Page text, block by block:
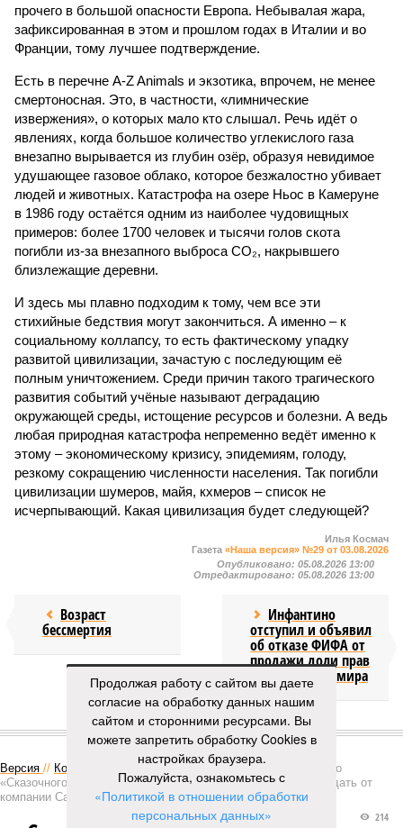
прочего в большой опасности Европа. Небывалая жара,
зафиксированная в этом и прошлом годах в Италии и во
Франции, тому лучшее подтверждение.
Есть в перечне A-Z Animals и экзотика, впрочем, не менее
смертоносная. Это, в частности, «лимнические
извержения», о которых мало кто слышал. Речь идёт о
явлениях, когда большое количество углекислого газа
внезапно вырывается из глубин озёр, образуя невидимое
удушающее газовое облако, которое безжалостно убивает
людей и животных. Катастрофа на озере Ньос в Камеруне
в 1986 году остаётся одним из наиболее чудовищных
примеров: более 1700 человек и тысячи голов скота
погибли из-за внезапного выброса CO₂, накрывшего
близлежащие деревни.
И здесь мы плавно подходим к тому, чем все эти
стихийные бедствия могут закончиться. А именно – к
социальному коллапсу, то есть фактическому упадку
развитой цивилизации, зачастую с последующим её
полным уничтожением. Среди причин такого трагического
развития событий учёные называют деградацию
окружающей среды, истощение ресурсов и болезни. А ведь
любая природная катастрофа непременно ведёт именно к
этому – экономическому кризису, эпидемиям, голоду,
резкому сокращению численности населения. Так погибли
цивилизации шумеров, майя, кхмеров – список не
исчерпывающий. Какая цивилизация будет следующей?
Илья Космач
Газета «Наша версия» №29 от 03.08.2026
Опубликовано: 05.08.2026 13:00
Отредактировано: 05.08.2026 13:00
Возраст
бессмертия
Инфантино
отступил и объявил
об отказе ФИФА от
продажи доли прав
на чемпионат мира
КОММЕНТАРИИ 1
Версия // Конфликт
В нескольких станциях от уже сданного
«Сказочного леса» пайщики ЖК «Станция Л» продолжают ждать от
компании Capital Group начала реальной достройки
214
Продолжая работу с сайтом вы даете
согласие на обработку данных нашим
сайтом и сторонними ресурсами. Вы
можете запретить обработку Cookies в
настройках браузера.
Пожалуйста, ознакомьтесь с
«Политикой в отношении обработки
персональных данных»